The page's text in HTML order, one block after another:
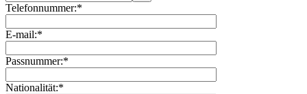
Telefonnummer:*
E-mail:*
Passnummer:*
Nationalität:*